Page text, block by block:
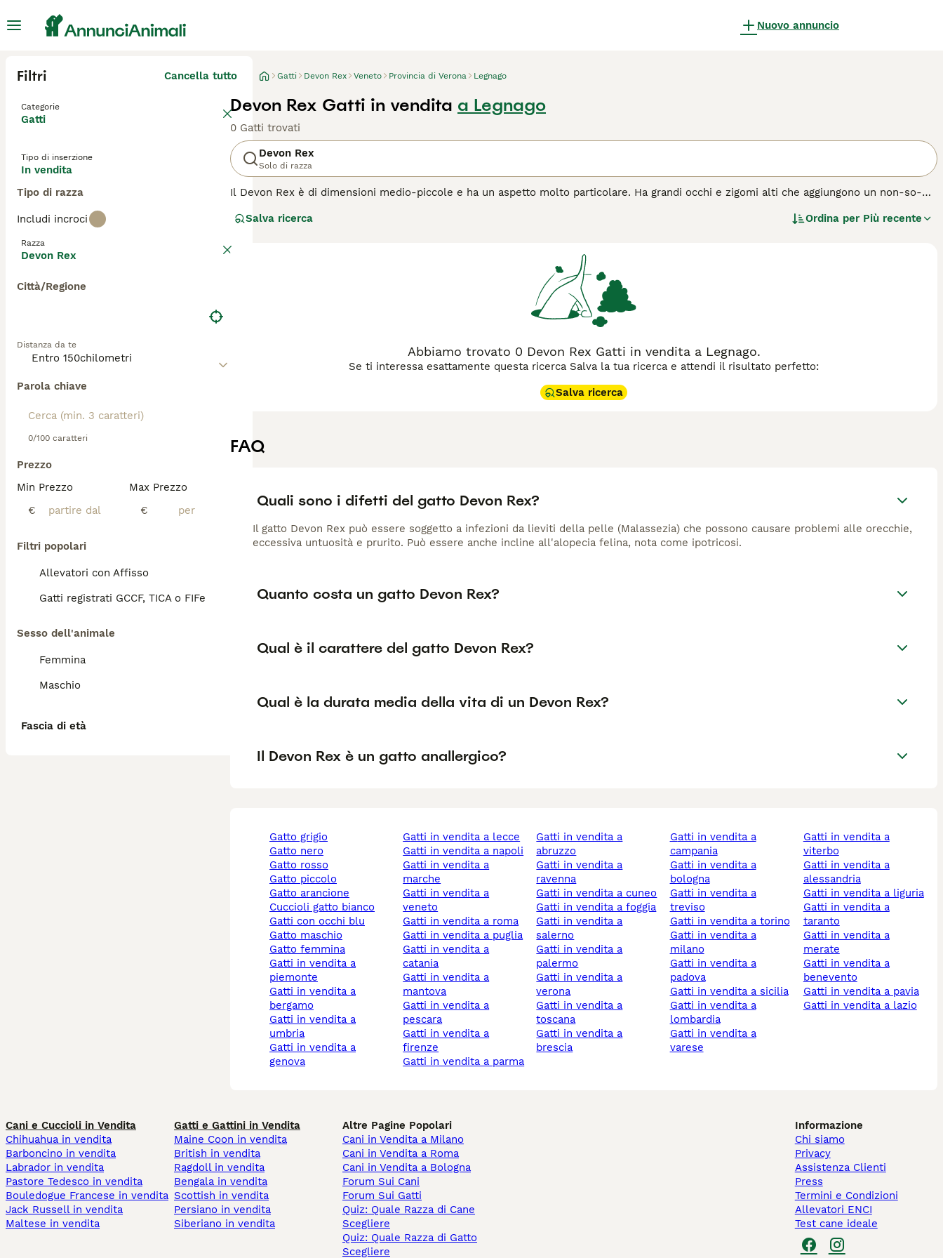
Nuovo annuncio
Filtri Cancella tutto
Categorie
Gatti
Tipo di inserzione
In vendita
Tipo di razza
Includi incroci
Razza
Devon Rex
Città/Regione
Distanza da te
Parola chiave
0/100 caratteri
Prezzo
Min Prezzo
€
Max Prezzo
€
Filtri popolari
Allevatori con Affisso
Gatti registrati GCCF, TICA o FIFe
Sesso dell'animale
Femmina
Maschio
Fascia di età
Gatti Devon Rex Veneto Provincia di Verona Legnago
Devon Rex Gatti in vendita a Legnago
0 Gatti trovati
Devon Rex
Solo di razza
Il Devon Rex è di dimensioni medio-piccole e ha un aspetto molto particolare. Ha grandi occhi e zigomi alti che aggiungono un non-so-
aspetto unico, il Devon Rex vanta una natura amichevole e giocosa che, combinata con la spiccata intelligenza, lo ha reso un popolare
per informazioni su questa razza di gatto.
Salva ricerca Ordina per Più recente
Abbiamo trovato 0 Devon Rex Gatti in vendita a Legnago.
Se ti interessa esattamente questa ricerca Salva la tua ricerca e attendi il risultato perfetto:
Salva ricerca
FAQ
Quali sono i difetti del gatto Devon Rex?
Il gatto Devon Rex può essere soggetto a infezioni da lieviti della pelle (Malassezia) che possono causare problemi alle orecchie,
eccessiva untuosità e prurito. Può essere anche incline all'alopecia felina, nota come ipotricosi.
Quanto costa un gatto Devon Rex?
Qual è il carattere del gatto Devon Rex?
Qual è la durata media della vita di un Devon Rex?
Il Devon Rex è un gatto anallergico?
gatto grigio
gatto nero
gatto rosso
gatto piccolo
gatto arancione
cuccioli gatto bianco
gatti con occhi blu
gatto maschio
gatto femmina
gatti in vendita a
piemonte
gatti in vendita a
bergamo
gatti in vendita a
umbria
gatti in vendita a
genova
gatti in vendita a lecce
gatti in vendita a napoli
gatti in vendita a
marche
gatti in vendita a
veneto
gatti in vendita a roma
gatti in vendita a puglia
gatti in vendita a
catania
gatti in vendita a
mantova
gatti in vendita a
pescara
gatti in vendita a
firenze
gatti in vendita a parma
gatti in vendita a
abruzzo
gatti in vendita a
ravenna
gatti in vendita a cuneo
gatti in vendita a foggia
gatti in vendita a
salerno
gatti in vendita a
palermo
gatti in vendita a
verona
gatti in vendita a
toscana
gatti in vendita a
brescia
gatti in vendita a
campania
gatti in vendita a
bologna
gatti in vendita a
treviso
gatti in vendita a torino
gatti in vendita a
milano
gatti in vendita a
padova
gatti in vendita a sicilia
gatti in vendita a
lombardia
gatti in vendita a
varese
gatti in vendita a
viterbo
gatti in vendita a
alessandria
gatti in vendita a liguria
gatti in vendita a
taranto
gatti in vendita a
merate
gatti in vendita a
benevento
gatti in vendita a pavia
gatti in vendita a lazio
Cani e Cuccioli in Vendita
Chihuahua in vendita
Barboncino in vendita
Labrador in vendita
Pastore Tedesco in vendita
Bouledogue Francese in vendita
Jack Russell in vendita
Maltese in vendita
Gatti e Gattini in Vendita
Maine Coon in vendita
British in vendita
Ragdoll in vendita
Bengala in vendita
Scottish in vendita
Persiano in vendita
Siberiano in vendita
Altre Pagine Popolari
Cani in Vendita a Milano
Cani in Vendita a Roma
Cani in Vendita a Bologna
Forum Sui Cani
Forum Sui Gatti
Quiz: Quale Razza di Cane
Scegliere
Quiz: Quale Razza di Gatto
Scegliere
Informazione
Chi siamo
Privacy
Assistenza Clienti
Press
Termini e Condizioni
Allevatori ENCI
Test cane ideale